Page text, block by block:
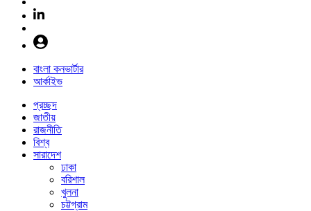
বাংলা কনভার্টার
আর্কাইভ
প্রচ্ছদ
জাতীয়
রাজনীতি
বিশ্ব
সারাদেশ
ঢাকা
বরিশাল
খুলনা
চট্টগ্রাম